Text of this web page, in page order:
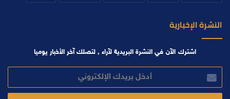
النشرة الإخبارية
اشترك الآن في النشرة البريدية لآراء , لتصلك آخر الأخبار يوميا
بريدك
الإلكتروني